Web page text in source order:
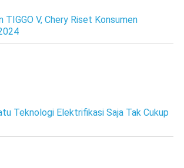
TIGGO V, Chery Riset Konsumen
Teknologi Elektrifikasi Saja Tak Cukup